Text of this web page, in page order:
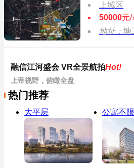
上城区
50000元/
地址：塘
融信江河盛会 VR全景航拍Hot!
上帝视野，俯瞰全盘
热门推荐
大平层 公寓不